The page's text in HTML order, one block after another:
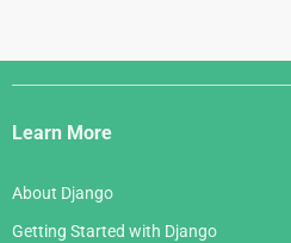
Django
Links
Learn More
About Django
Getting Started with Django